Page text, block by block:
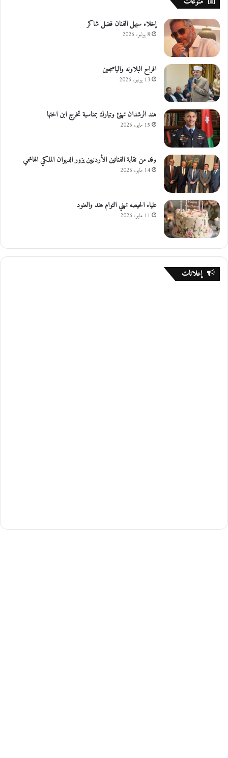
إخلاء سبيل الفنان فضل شاكر
8 يوليو، 2026
افراح البلاونه والياصجين
13 يونيو، 2026
هند الرشدان تهنئ وتبارك بمناسبة تخرج ابن اختها
15 مايو، 2026
وفد من نقابة الفنانين الأردنيين يزور الديوان الملكي الهاشمي
14 مايو، 2026
علياء الحيصه تهني التوام هند والعنود
11 مايو، 2026
إعلانات